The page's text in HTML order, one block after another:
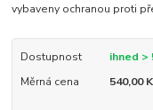
vybaveny ochranou proti
Dostupnost
ihned >
Měrná cena
540,00